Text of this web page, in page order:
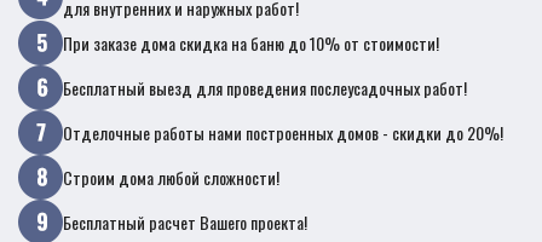
для внутренних и наружных работ!
При заказе дома скидка на баню до 10% от стоимости!
Бесплатный выезд для проведения послеусадочных работ!
Отделочные работы нами построенных домов - скидки до 20%!
Строим дома любой сложности!
Бесплатный расчет Вашего проекта!